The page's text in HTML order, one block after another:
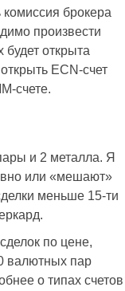
комиссия брокера
произвести
открыта
ECN-счет
счете.
и 2 металла. Я
или «мешают»
меньше 15-ти
по цене,
валютных пар
о типах счетов